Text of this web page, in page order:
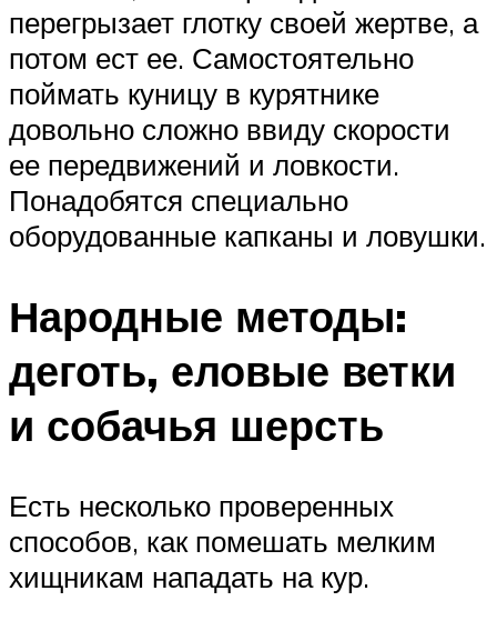
перегрызает глотку своей жертве, а
потом ест ее. Самостоятельно
поймать куницу в курятнике
довольно сложно ввиду скорости
ее передвижений и ловкости.
Понадобятся специально
оборудованные капканы и ловушки.
Народные методы:
деготь, еловые ветки
и собачья шерсть
Есть несколько проверенных
способов, как помешать мелким
хищникам нападать на кур.